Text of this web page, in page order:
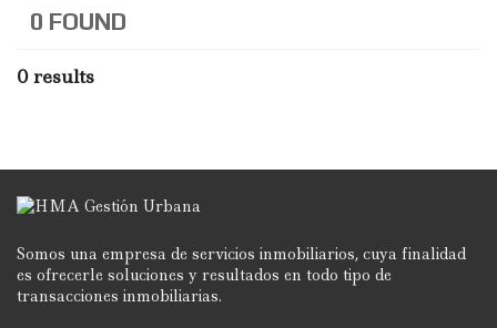
0 FOUND
0 results
Somos una empresa de servicios inmobiliarios, cuya finalidad
es ofrecerle soluciones y resultados en todo tipo de
transacciones inmobiliarias.